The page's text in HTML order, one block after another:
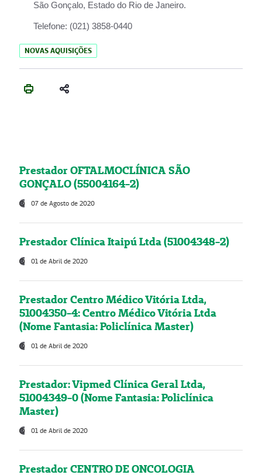
São Gonçalo, Estado do Rio de Janeiro.
Telefone: (021) 3858-0440
NOVAS AQUISIÇÕES
Prestador OFTALMOCLÍNICA SÃO
GONÇALO (55004164-2)
07 de Agosto de 2020
Prestador Clínica Itaipú Ltda (51004348-2)
01 de Abril de 2020
Prestador Centro Médico Vitória Ltda,
51004350-4: Centro Médico Vitória Ltda
(Nome Fantasia: Policlínica Master)
01 de Abril de 2020
Prestador: Vipmed Clínica Geral Ltda,
51004349-0 (Nome Fantasia: Policlínica
Master)
01 de Abril de 2020
Prestador CENTRO DE ONCOLOGIA